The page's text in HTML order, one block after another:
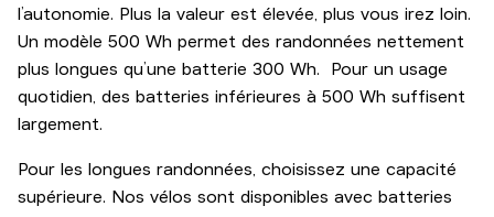
l’autonomie. Plus la valeur est élevée, plus vous irez loin.
Un modèle 500 Wh permet des randonnées nettement
plus longues qu’une batterie 300 Wh. Pour un usage
quotidien, des batteries inférieures à 500 Wh suffisent
largement.
Pour les longues randonnées, choisissez une capacité
supérieure. Nos vélos sont disponibles avec batteries